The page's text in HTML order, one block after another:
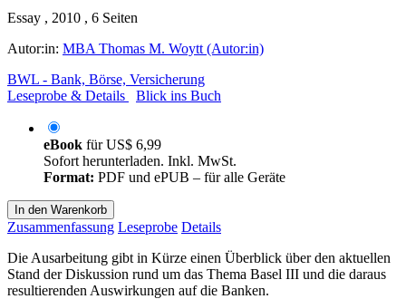
Essay , 2010 , 6 Seiten
Autor:in: MBA Thomas M. Woytt (Autor:in)
BWL - Bank, Börse, Versicherung
Leseprobe & Details
Blick ins Buch
eBook fürUS$ 6,99
Sofort herunterladen. Inkl. MwSt.
Format: PDF und ePUB – für alle Geräte
In den Warenkorb
Zusammenfassung Leseprobe Details
Die Ausarbeitung gibt in Kürze einen Überblick über den aktuellen
Stand der Diskussion rund um das Thema Basel III und die daraus
resultierenden Auswirkungen auf die Banken.